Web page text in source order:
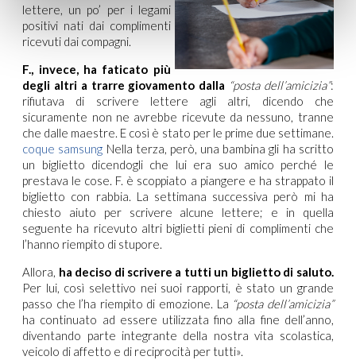
lettere, un po’ per i legami
positivi nati dai complimenti
ricevuti dai compagni.
F., invece, ha faticato più
degli altri a trarre giovamento dalla “posta dell’amicizia”:
rifiutava di scrivere lettere agli altri, dicendo che
sicuramente non ne avrebbe ricevute da nessuno, tranne
che dalle maestre. E così è stato per le prime due settimane.
coque samsung Nella terza, però, una bambina gli ha scritto
un biglietto dicendogli che lui era suo amico perché le
prestava le cose. F. è scoppiato a piangere e ha strappato il
biglietto con rabbia. La settimana successiva però mi ha
chiesto aiuto per scrivere alcune lettere; e in quella
seguente ha ricevuto altri biglietti pieni di complimenti che
l’hanno riempito di stupore.
Allora, ha deciso di scrivere a tutti un biglietto di saluto.
Per lui, così selettivo nei suoi rapporti, è stato un grande
passo che l’ha riempito di emozione. La “posta dell’amicizia”
ha continuato ad essere utilizzata fino alla fine dell’anno,
diventando parte integrante della nostra vita scolastica,
veicolo di affetto e di reciprocità per tutti».